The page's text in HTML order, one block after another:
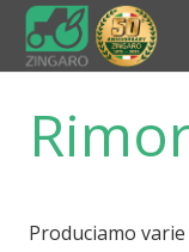
Produciamo